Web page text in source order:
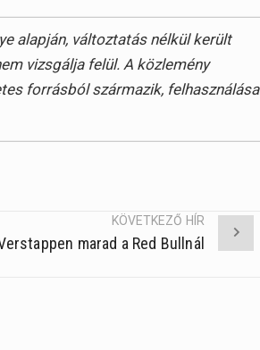
alapján, változtatás nélkül került
vizsgálja felül. A közlemény
forrásból származik, felhasználása
KÖVETKEZŐ HÍR
marad a Red Bullnál